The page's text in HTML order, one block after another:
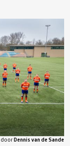
door Dennis van de Sande